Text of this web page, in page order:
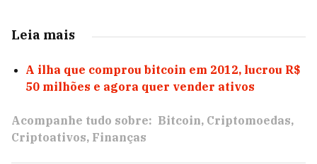
Leia mais
A ilha que comprou bitcoin em 2012, lucrou R$
50 milhões e agora quer vender ativos
Acompanhe tudo sobre: Bitcoin Criptomoedas
Criptoativos Finanças